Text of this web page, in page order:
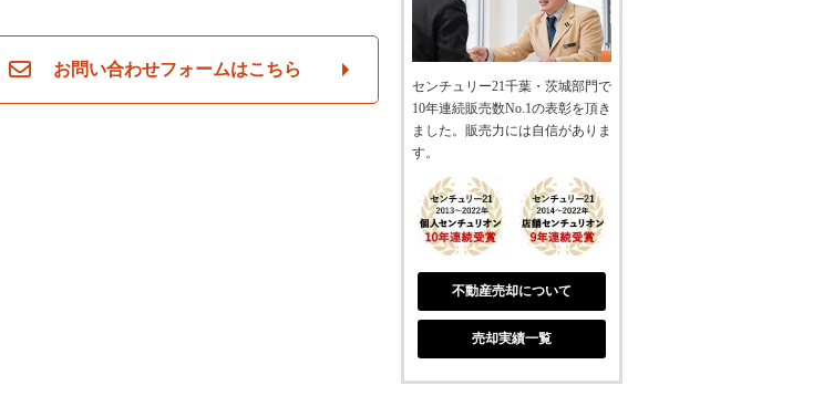
お問い合わせフォームはこちら
センチュリー21千葉・茨城部門で
10年連続販売数No.1の表彰を頂き
ました。販売力には自信がありま
す。
不動産売却について
売却実績一覧